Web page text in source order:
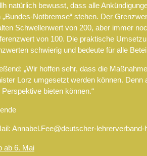
natürlich bewusst, dass alle
Notbremse“ stehen. Der
Schwellenwert von 200, aber immer
von 100. Die praktische
schwierig und bedeute für alle
„Wir hoffen sehr, dass die
Lorz umgesetzt werden können. Denn
bieten können.“
Annabel.Fee@deutscher-lehrerverband-
ab 6. Mai